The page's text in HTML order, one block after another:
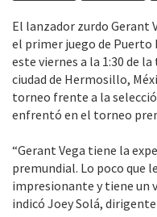
El lanzador zurdo Gerant
el primer juego de Puerto
este viernes a la 1:30 de
ciudad de Hermosillo,
torneo frente a la
enfrentó en el torneo
“Gerant Vega tiene la
premundial. Lo poco que
impresionante y tiene un
indicó Joey Solá,